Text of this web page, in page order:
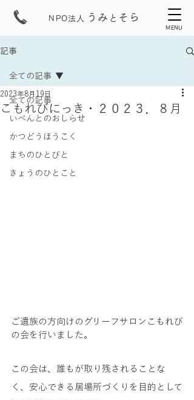
うみ と そら
NPO法人
MENU
記事
全ての記事
いべんとのおしらせ
かつどうほうこく
まちのひとびと
きょうのひとこと
全ての記事
こもれびにっき・２０２３．８月
2023年8月19日
ご遺族の方向けのグリーフサロンこもれび
の会を行いました。
この会は、誰もが取り残されることな
く、安心できる居場所づくりを目的として